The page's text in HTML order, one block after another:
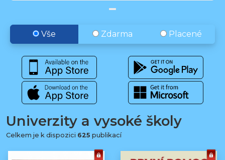
Vše Zdarma Placené
Univerzity a vysoké školy
Celkem je k dispozici 625 publikací